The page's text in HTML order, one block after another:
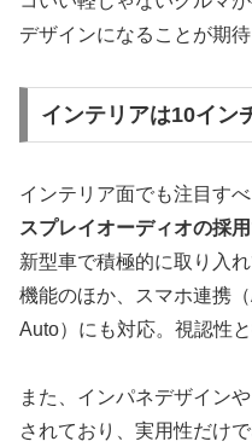
デザインになることが期待
インテリアは10イン
インテリア面でも注目すべ
スプレイオーディオの採用
新型車で積極的に取り入
機能のほか、スマホ連携
Auto）にも対応。視認性
また、インパネデザイン
されており、実用性だけ